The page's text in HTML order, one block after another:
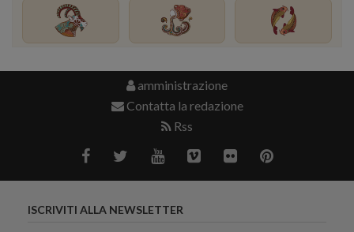
amministrazione
Contatta la redazione
Rss
ISCRIVITI ALLA NEWSLETTER